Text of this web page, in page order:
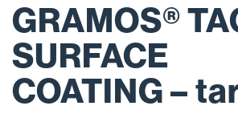
GRAMOS®
SURFACE
COATING –